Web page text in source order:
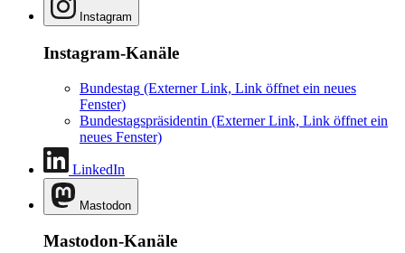
Instagram
Instagram-Kanäle
Bundestag (Externer Link, Link öffnet ein neues
Fenster)
Bundestagspräsidentin (Externer Link, Link öffnet ein
neues Fenster)
LinkedIn
Mastodon
Mastodon-Kanäle